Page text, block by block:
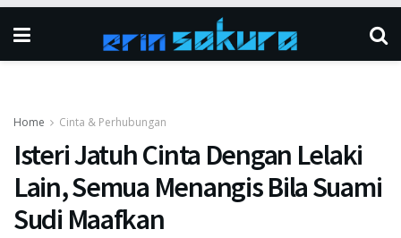
Home Cinta & Perhubungan
Isteri Jatuh Cinta Dengan Lelaki
Lain, Semua Menangis Bila Suami
Sudi Maafkan